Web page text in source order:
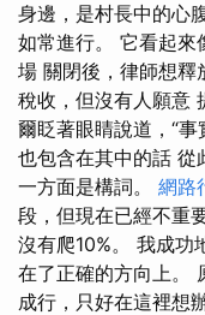
身邊，是村長中的心
如常進行。 它看起來
場 關閉後，律師想釋
稅收，但沒有人願意
爾眨著眼睛說道，“
也包含在其中的話 從
一方面是構詞。 網路
段，但現在已經不重
沒有爬10%。 我成功
在了正確的方向上。
成行，只好在這裡想